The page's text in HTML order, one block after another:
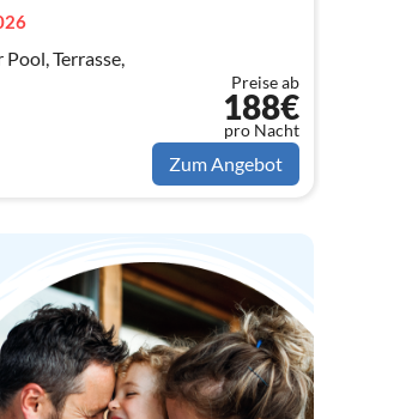
Terrasse,
Preise ab
188€
pro Nacht
Zum Angebot